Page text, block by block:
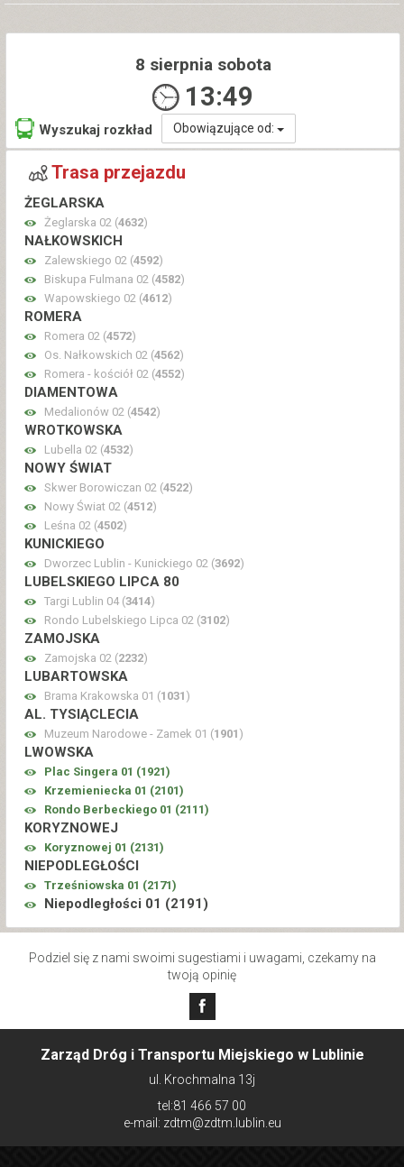
8 sierpnia sobota
13:49
Wyszukaj rozkład Obowiązujące od:
Trasa przejazdu
ŻEGLARSKA
Żeglarska 02 (4632)
NAŁKOWSKICH
Zalewskiego 02 (4592)
Biskupa Fulmana 02 (4582)
Wapowskiego 02 (4612)
ROMERA
Romera 02 (4572)
Os. Nałkowskich 02 (4562)
Romera - kościół 02 (4552)
DIAMENTOWA
Medalionów 02 (4542)
WROTKOWSKA
Lubella 02 (4532)
NOWY ŚWIAT
Skwer Borowiczan 02 (4522)
Nowy Świat 02 (4512)
Leśna 02 (4502)
KUNICKIEGO
Dworzec Lublin - Kunickiego 02 (3692)
LUBELSKIEGO LIPCA 80
Targi Lublin 04 (3414)
Rondo Lubelskiego Lipca 02 (3102)
ZAMOJSKA
Zamojska 02 (2232)
LUBARTOWSKA
Brama Krakowska 01 (1031 )
AL. TYSIĄCLECIA
Muzeum Narodowe - Zamek 01 (1901 )
LWOWSKA
Plac Singera 01 (1921)
Krzemieniecka 01 (2101)
Rondo Berbeckiego 01 (2111)
KORYZNOWEJ
Koryznowej 01 (2131)
NIEPODLEGŁOŚCI
Trześniowska 01 (2171)
Niepodległości 01 (2191 )
Podziel się z nami swoimi sugestiami i uwagami, czekamy na
twoją opinię
Zarząd Dróg i Transportu Miejskiego w Lublinie
ul. Krochmalna 13j
tel:81 466 57 00
e-mail: zdtm@zdtm.lublin.eu